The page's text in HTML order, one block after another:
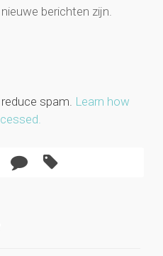
berichten zijn.
spam. Learn how